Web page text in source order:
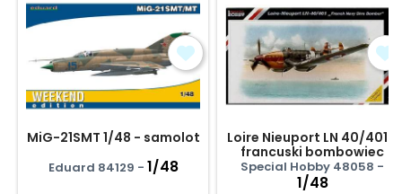
MiG-21SMT 1/48 - samolot
Eduard 84129 - 1/48
Loire Nieuport LN 40/401 -
francuski bombowiec
nurkujący
Special Hobby 48058 -
1/48